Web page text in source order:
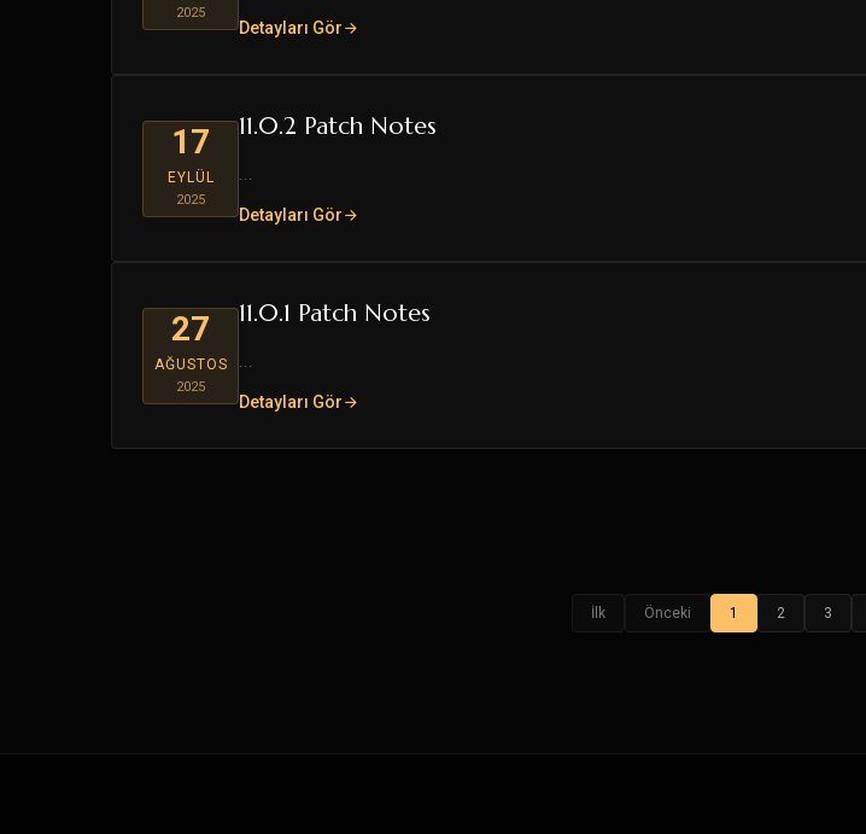
2025
Detayları Gör
17
EYLÜL
2025
11.0.2 Patch Notes
...
Detayları Gör
27
AĞUSTOS
2025
11.0.1 Patch Notes
...
Detayları Gör
İlk Önceki 1 2 3